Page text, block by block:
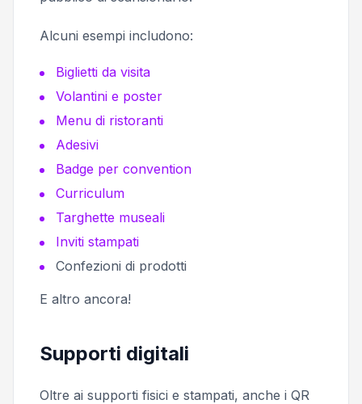
Alcuni esempi includono:
Biglietti da visita
Volantini e poster
Menu di ristoranti
Adesivi
Badge per convention
Curriculum
Targhette museali
Inviti stampati
Confezioni di prodotti
E altro ancora!
Supporti digitali
Oltre ai supporti fisici e stampati, anche i QR